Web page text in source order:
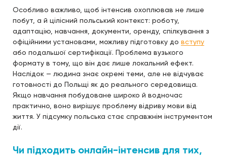
Особливо важливо, щоб інтенсив охоплював не лише
побут, а й цілісний польський контекст: роботу,
адаптацію, навчання, документи, оренду, спілкування з
офіційними установами, можливу підготовку до вступу
або подальшої сертифікації. Проблема вузького
формату в тому, що він дає лише локальний ефект.
Наслідок — людина знає окремі теми, але не відчуває
готовності до Польщі як до реального середовища.
Якщо навчання побудоване широко й водночас
практично, воно вирішує проблему відриву мови від
життя. У підсумку польська стає справжнім інструментом
дії.
Чи підходить онлайн-інтенсив для тих,